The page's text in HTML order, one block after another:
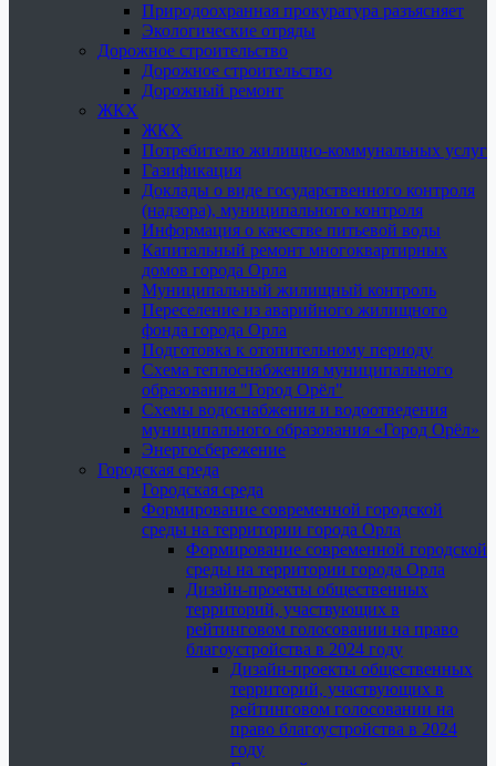
Природоохранная прокуратура разъясняет
Экологические отряды
Дорожное строительство
Дорожное строительство
Дорожный ремонт
ЖКХ
ЖКХ
Потребителю жилищно-коммунальных услуг
Газификация
Доклады о виде государственного контроля
(надзора), муниципального контроля
Информация о качестве питьевой воды
Капитальный ремонт многоквартирных
домов города Орла
Муниципальный жилищный контроль
Переселение из аварийного жилищного
фонда города Орла
Подготовка к отопительному периоду
Схема теплоснабжения муниципального
образования "Город Орёл"
Схемы водоснабжения и водоотведения
муниципального образования «Город Орёл»
Энергосбережение
Городская среда
Городская среда
Формирование современной городской
среды на территории города Орла
Формирование современной городской
среды на территории города Орла
Дизайн-проекты общественных
территорий, участвующих в
рейтинговом голосовании на право
благоустройства в 2024 году
Дизайн-проекты общественных
территорий, участвующих в
рейтинговом голосовании на
право благоустройства в 2024
году